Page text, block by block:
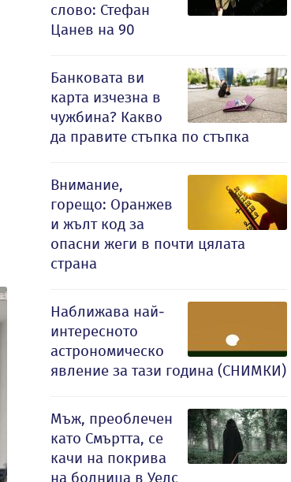
слово: Стефан
Цанев на 90
Банковата ви
карта изчезна в
чужбина? Какво
да правите стъпка по стъпка
Внимание,
горещо: Оранжев
и жълт код за
опасни жеги в почти цялата
страна
Наближава най-
интересното
астрономическо
явление за тази година (СНИМКИ)
Мъж, преоблечен
като Смъртта, се
качи на покрива
на болница в Уелс